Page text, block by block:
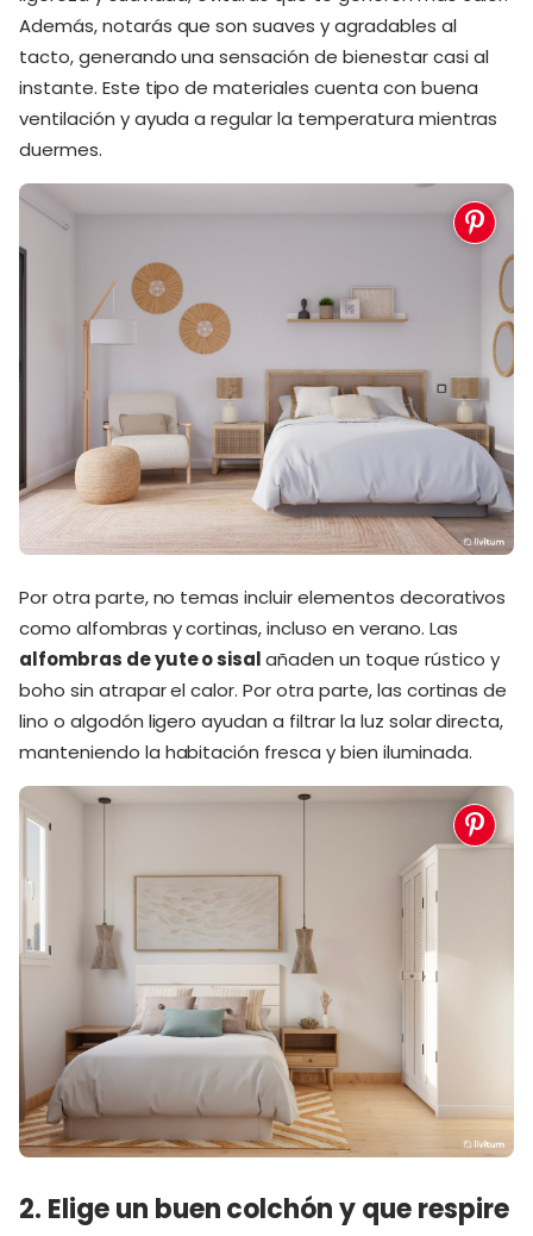
Además, notarás que son suaves y agradables al
tacto, generando una sensación de bienestar casi al
instante. Este tipo de materiales cuenta con buena
ventilación y ayuda a regular la temperatura mientras
duermes.
Por otra parte, no temas incluir elementos decorativos
como alfombras y cortinas, incluso en verano. Las
alfombras de yute o sisalañaden un toque rústico y
boho sin atrapar el calor. Por otra parte, las cortinas de
lino o algodón ligero ayudan a filtrar la luz solar directa,
manteniendo la habitación fresca y bien iluminada.
2. Elige un buen colchón y que respire